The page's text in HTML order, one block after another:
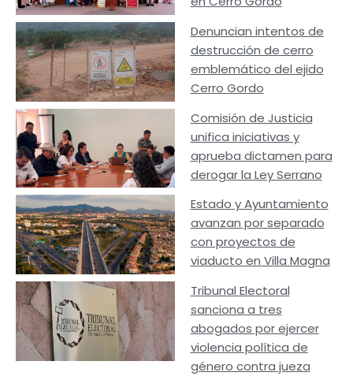
Denuncian intentos de
destrucción de cerro
emblemático del ejido
Cerro Gordo
Comisión de Justicia
unifica iniciativas y
aprueba dictamen para
derogar la Ley Serrano
Estado y Ayuntamiento
avanzan por separado
con proyectos de
viaducto en Villa Magna
Tribunal Electoral
sanciona a tres
abogados por ejercer
violencia política de
género contra jueza